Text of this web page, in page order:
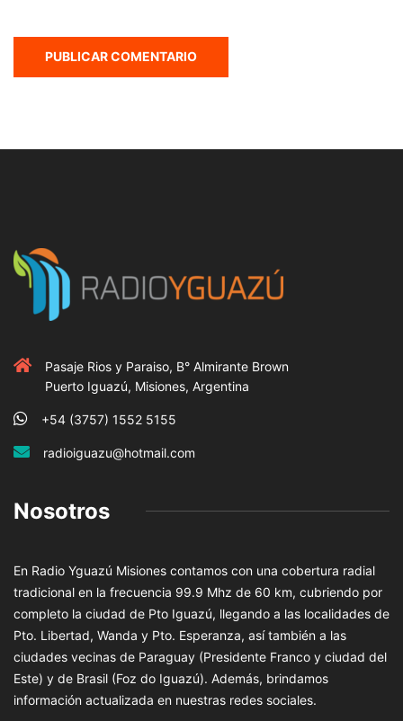
Pasaje Rios y Paraiso, B° Almirante Brown
Puerto Iguazú, Misiones, Argentina
+54 (3757) 1552 5155
radioiguazu@hotmail.com
Nosotros
En Radio Yguazú Misiones contamos con una cobertura radial
tradicional en la frecuencia 99.9 Mhz de 60 km, cubriendo por
completo la ciudad de Pto Iguazú, llegando a las localidades de
Pto. Libertad, Wanda y Pto. Esperanza, así también a las
ciudades vecinas de Paraguay (Presidente Franco y ciudad del
Este) y de Brasil (Foz do Iguazú). Además, brindamos
información actualizada en nuestras redes sociales.